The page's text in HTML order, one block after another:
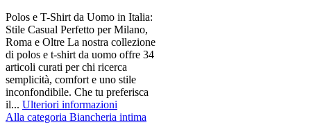
Polos e T-Shirt da Uomo in Italia:
Stile Casual Perfetto per Milano,
Roma e Oltre La nostra collezione
di polos e t-shirt da uomo offre 34
articoli curati per chi ricerca
semplicità, comfort e uno stile
inconfondibile. Che tu preferisca
il... Ulteriori informazioni
Alla categoria Biancheria intima